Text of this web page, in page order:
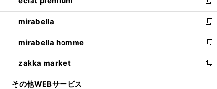
開
く
ウ
で
開
く
ィ
ン
ド
ウ
で
開
く
い
ウ
ィ
ン
ド
ウ
で
開
新
し
い
ウ
ィ
ン
ド
ウ
mirabella
新
し
い
ウ
ィ
ン
mirabella homme
新
し
い
ウ
zakka market
新
し
その他WEBサービス